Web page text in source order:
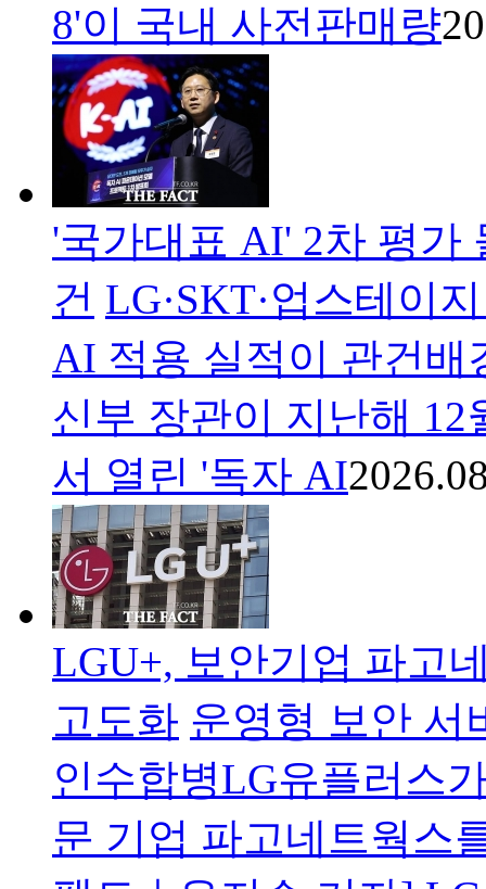
8'이 국내 사전판매량
'국가대표 AI' 2차 평가
건 LG·SKT·업스테이
AI 적용 실적이 관건배
신부 장관이 지난해
서 열린 '독자 AI
LGU+, 보안기업 파고
고도화 운영형 보안 서
인수합병LG유플러스
문 기업 파고네트웍스